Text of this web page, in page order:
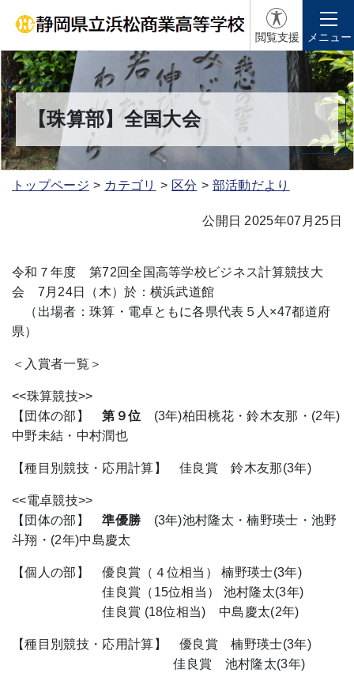
閲覧支援 メニュー
【珠算部】全国大会
トップページ カテゴリ 区分 部活動だより
公開日 2025年07月25日
令和７年度 第72回全国高等学校ビジネス計算競技大
会 7月24日（木）於：横浜武道館
（出場者：珠算・電卓ともに各県代表５人×47都道府
県）
＜入賞者一覧＞
<<珠算競技>>
【団体の部】第９位 (3年)柏田桃花・鈴木友那・(2年)
中野未結・中村潤也
【種目別競技・応用計算】 佳良賞 鈴木友那(3年)
<<電卓競技>>
【団体の部】準優勝 (3年)池村隆太・楠野瑛士・池野
斗翔・(2年)中島慶太
【個人の部】 優良賞（４位相当） 楠野瑛士(3年)
佳良賞（15位相当） 池村隆太(3年)
佳良賞 (18位相当) 中島慶太(2年)
【種目別競技・応用計算】 優良賞 楠野瑛士(3年)
佳良賞 池村隆太(3年)